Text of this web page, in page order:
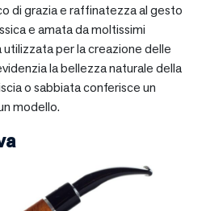
di grazia e raffinatezza al gesto
e amata da moltissimi
utilizzata per la creazione delle
la bellezza naturale della
o sabbiata conferisce un
modello.